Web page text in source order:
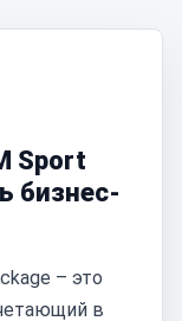
Sport
бизнес-
– это
в